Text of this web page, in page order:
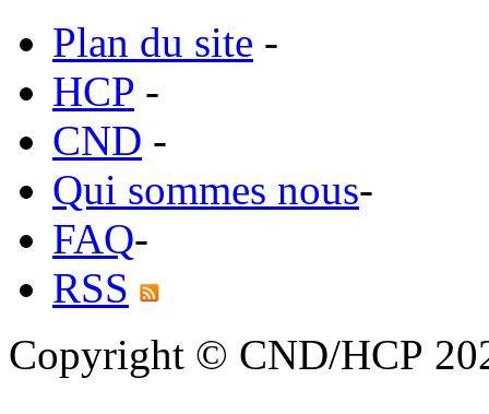
Plan du site -
HCP -
CND -
Qui sommes nous-
FAQ-
RSS
Copyright © CND/HCP